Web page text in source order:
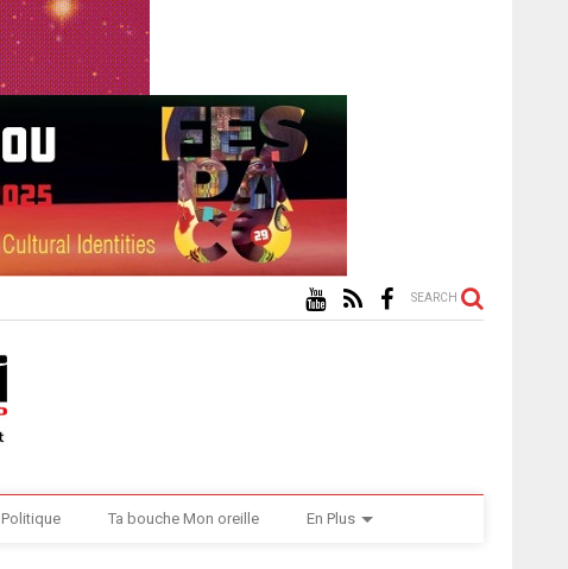
SEARCH
Politique Ta bouche Mon oreille En Plus